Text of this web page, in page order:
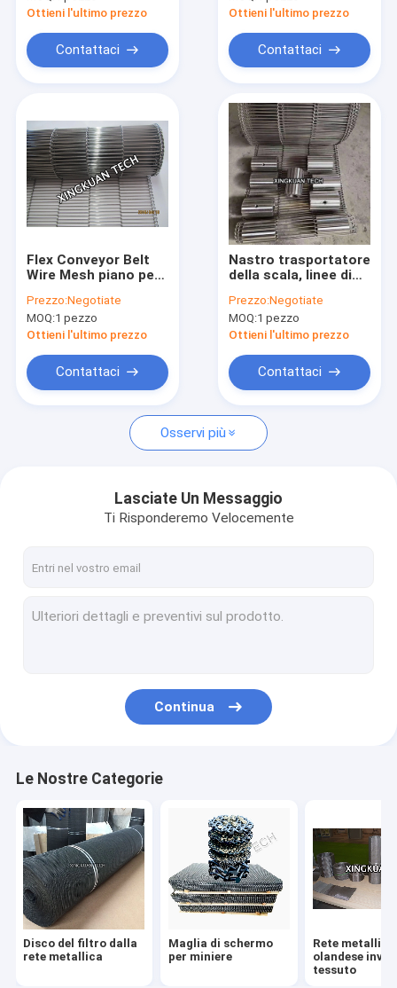
Prodotti
Chi siamo
Fatory Tour
Richiedere un preventivo
Disco del filtro dalla rete metallica
Maglia di schermo per miniere
Griglia di filo di polpa stampata
Rete metallica rivestita a resina epossidica
Rete metallica di filo di rame
Refractory a maglia esessuale
Vassoio chirurgico di sterilizzazione
Cavo Mesh Filter Screen
trasportatore
Ottieni l'ultimo prezzo
Contattaci
trasportatore
Ottieni l'ultimo prezzo
Contattaci
Flex Conveyor Belt
Wire Mesh piano per
Food
Prezzo:Negotiate
MOQ:1 pezzo
Ottieni l'ultimo prezzo
Contattaci
Nastro trasportatore
della scala, linee di
Chocolate Coating
della scala
Prezzo:Negotiate
MOQ:1 pezzo
Ottieni l'ultimo prezzo
Contattaci
Osservi più
Lasciate Un Messaggio
Ti Risponderemo Velocemente
Continua
Le Nostre Categorie
Disco del filtro dalla
rete metallica
Maglia di schermo
per miniere
Rete metallica
olandese
tessuto